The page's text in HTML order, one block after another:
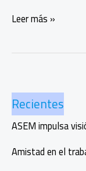
Mujeres
de
la
permanencia
laboral
Leer más »
Recientes
ASEM impulsa
Amistad en el